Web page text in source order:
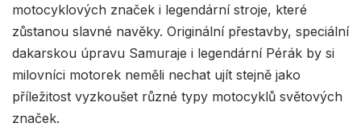
motocyklových značek i legendární stroje, které
zůstanou slavné navěky. Originální přestavby, speciální
dakarskou úpravu Samuraje i legendární Pérák by si
milovníci motorek neměli nechat ujít stejně jako
příležitost vyzkoušet různé typy motocyklů světových
značek.